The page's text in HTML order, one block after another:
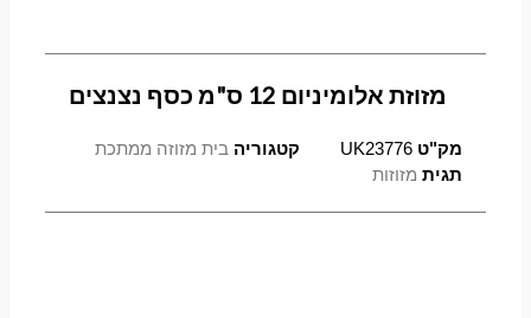
מזוזת אלומיניום 12 ס"מ כסף נצנצים
מק"טUK23776 קטגוריה בית מזוזה ממתכת
תגית מזוזות